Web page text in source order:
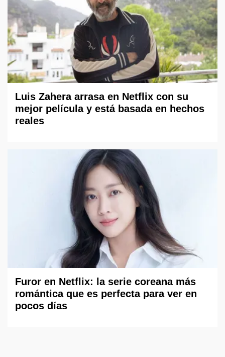
Luis Zahera arrasa en Netflix con su
mejor película y está basada en hechos
reales
Furor en Netflix: la serie coreana más
romántica que es perfecta para ver en
pocos días